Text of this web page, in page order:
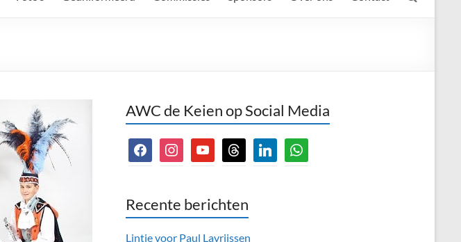
AWC de Keien op Social Media
facebookinstagramyoutubethreads linkedinwhatsapp
Recente berichten
Lintje voor Paul Lavrijssen